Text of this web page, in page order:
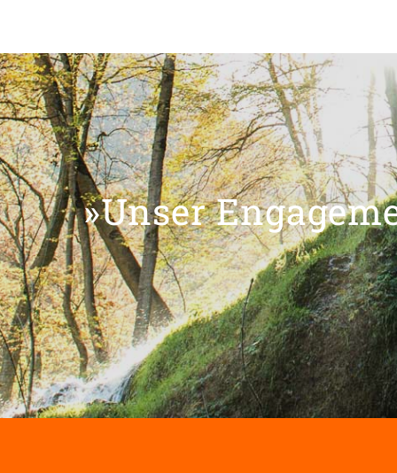
»Unser